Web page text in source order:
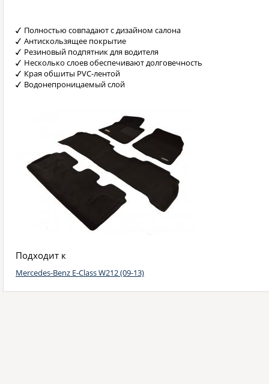
Полностью совпадают с дизайном салона
Антискользящее покрытие
Резиновый подпятник для водителя
Несколько слоев обеспечивают долговечность
Края обшиты PVC-лентой
Водонепроницаемый слой
Подходит к
Mercedes-Benz E-Class W212 (09-13)